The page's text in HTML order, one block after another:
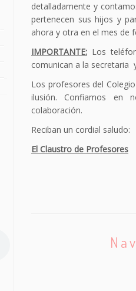
detalladamente y
pertenecen sus hijos y
ahora y otra en el mes de
IMPORTANTE: Los
comunican a la secretaria
Los profesores del
ilusión. Confiamos en
colaboración.
Reciban un cordial saludo:
El Claustro de Profesores